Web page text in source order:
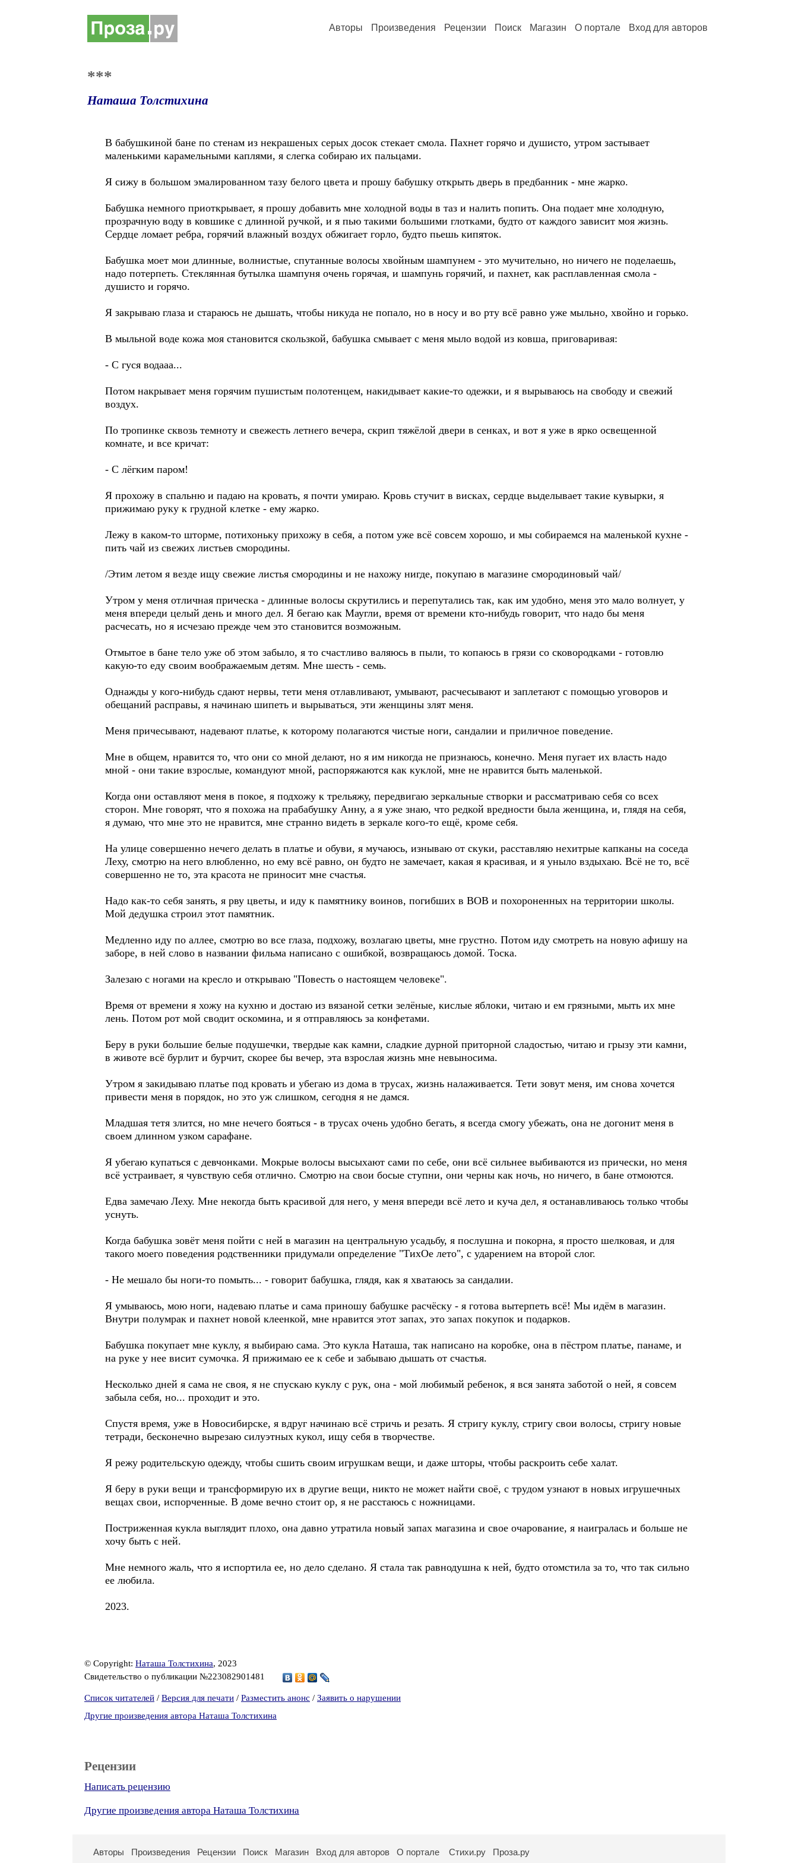
Авторы Произведения Рецензии Поиск Магазин О портале Вход для авторов
***
Наташа Толстихина
В бабушкиной бане по стенам из некрашеных серых досок стекает смола. Пахнет горячо и душисто, утром застывает
маленькими карамельными каплями, я слегка собираю их пальцами.
Я сижу в большом эмалированном тазу белого цвета и прошу бабушку открыть дверь в предбанник - мне жарко.
Бабушка немного приоткрывает, я прошу добавить мне холодной воды в таз и налить попить. Она подает мне холодную,
прозрачную воду в ковшике с длинной ручкой, и я пью такими большими глотками, будто от каждого зависит моя жизнь.
Сердце ломает ребра, горячий влажный воздух обжигает горло, будто пьешь кипяток.
Бабушка моет мои длинные, волнистые, спутанные волосы хвойным шампунем - это мучительно, но ничего не поделаешь,
надо потерпеть. Стеклянная бутылка шампуня очень горячая, и шампунь горячий, и пахнет, как расплавленная смола -
душисто и горячо.
Я закрываю глаза и стараюсь не дышать, чтобы никуда не попало, но в носу и во рту всё равно уже мыльно, хвойно и горько.
В мыльной воде кожа моя становится скользкой, бабушка смывает с меня мыло водой из ковша, приговаривая:
- С гуся водааа...
Потом накрывает меня горячим пушистым полотенцем, накидывает какие-то одежки, и я вырываюсь на свободу и свежий
воздух.
По тропинке сквозь темноту и свежесть летнего вечера, скрип тяжёлой двери в сенках, и вот я уже в ярко освещенной
комнате, и все кричат:
- С лёгким паром!
Я прохожу в спальню и падаю на кровать, я почти умираю. Кровь стучит в висках, сердце выделывает такие кувырки, я
прижимаю руку к грудной клетке - ему жарко.
Лежу в каком-то шторме, потихоньку прихожу в себя, а потом уже всё совсем хорошо, и мы собираемся на маленькой кухне -
пить чай из свежих листьев смородины.
/Этим летом я везде ищу свежие листья смородины и не нахожу нигде, покупаю в магазине смородиновый чай/
Утром у меня отличная прическа - длинные волосы скрутились и перепутались так, как им удобно, меня это мало волнует, у
меня впереди целый день и много дел. Я бегаю как Маугли, время от времени кто-нибудь говорит, что надо бы меня
расчесать, но я исчезаю прежде чем это становится возможным.
Отмытое в бане тело уже об этом забыло, я то счастливо валяюсь в пыли, то копаюсь в грязи со сковородками - готовлю
какую-то еду своим воображаемым детям. Мне шесть - семь.
Однажды у кого-нибудь сдают нервы, тети меня отлавливают, умывают, расчесывают и заплетают с помощью уговоров и
обещаний расправы, я начинаю шипеть и вырываться, эти женщины злят меня.
Меня причесывают, надевают платье, к которому полагаются чистые ноги, сандалии и приличное поведение.
Мне в общем, нравится то, что они со мной делают, но я им никогда не признаюсь, конечно. Меня пугает их власть надо
мной - они такие взрослые, командуют мной, распоряжаются как куклой, мне не нравится быть маленькой.
Когда они оставляют меня в покое, я подхожу к трельяжу, передвигаю зеркальные створки и рассматриваю себя со всех
сторон. Мне говорят, что я похожа на прабабушку Анну, а я уже знаю, что редкой вредности была женщина, и, глядя на себя,
я думаю, что мне это не нравится, мне странно видеть в зеркале кого-то ещё, кроме себя.
На улице совершенно нечего делать в платье и обуви, я мучаюсь, изнываю от скуки, расставляю нехитрые капканы на соседа
Леху, смотрю на него влюбленно, но ему всё равно, он будто не замечает, какая я красивая, и я уныло вздыхаю. Всё не то, всё
совершенно не то, эта красота не приносит мне счастья.
Надо как-то себя занять, я рву цветы, и иду к памятнику воинов, погибших в ВОВ и похороненных на территории школы.
Мой дедушка строил этот памятник.
Медленно иду по аллее, смотрю во все глаза, подхожу, возлагаю цветы, мне грустно. Потом иду смотреть на новую афишу на
заборе, в ней слово в названии фильма написано с ошибкой, возвращаюсь домой. Тоска.
Залезаю с ногами на кресло и открываю "Повесть о настоящем человеке".
Время от времени я хожу на кухню и достаю из вязаной сетки зелёные, кислые яблоки, читаю и ем грязными, мыть их мне
лень. Потом рот мой сводит оскомина, и я отправляюсь за конфетами.
Беру в руки большие белые подушечки, твердые как камни, сладкие дурной приторной сладостью, читаю и грызу эти камни,
в животе всё бурлит и бурчит, скорее бы вечер, эта взрослая жизнь мне невыносима.
Утром я закидываю платье под кровать и убегаю из дома в трусах, жизнь налаживается. Тети зовут меня, им снова хочется
привести меня в порядок, но это уж слишком, сегодня я не дамся.
Младшая тетя злится, но мне нечего бояться - в трусах очень удобно бегать, я всегда смогу убежать, она не догонит меня в
своем длинном узком сарафане.
Я убегаю купаться с девчонками. Мокрые волосы высыхают сами по себе, они всё сильнее выбиваются из прически, но меня
всё устраивает, я чувствую себя отлично. Смотрю на свои босые ступни, они черны как ночь, но ничего, в бане отмоются.
Едва замечаю Леху. Мне некогда быть красивой для него, у меня впереди всё лето и куча дел, я останавливаюсь только чтобы
уснуть.
Когда бабушка зовёт меня пойти с ней в магазин на центральную усадьбу, я послушна и покорна, я просто шелковая, и для
такого моего поведения родственники придумали определение "ТихОе лето", с ударением на второй слог.
- Не мешало бы ноги-то помыть... - говорит бабушка, глядя, как я хватаюсь за сандалии.
Я умываюсь, мою ноги, надеваю платье и сама приношу бабушке расчёску - я готова вытерпеть всё! Мы идём в магазин.
Внутри полумрак и пахнет новой клеенкой, мне нравится этот запах, это запах покупок и подарков.
Бабушка покупает мне куклу, я выбираю сама. Это кукла Наташа, так написано на коробке, она в пёстром платье, панаме, и
на руке у нее висит сумочка. Я прижимаю ее к себе и забываю дышать от счастья.
Несколько дней я сама не своя, я не спускаю куклу с рук, она - мой любимый ребенок, я вся занята заботой о ней, я совсем
забыла себя, но... проходит и это.
Спустя время, уже в Новосибирске, я вдруг начинаю всё стричь и резать. Я стригу куклу, стригу свои волосы, стригу новые
тетради, бесконечно вырезаю силуэтных кукол, ищу себя в творчестве.
Я режу родительскую одежду, чтобы сшить своим игрушкам вещи, и даже шторы, чтобы раскроить себе халат.
Я беру в руки вещи и трансформирую их в другие вещи, никто не может найти своё, с трудом узнают в новых игрушечных
вещах свои, испорченные. В доме вечно стоит ор, я не расстаюсь с ножницами.
Постриженная кукла выглядит плохо, она давно утратила новый запах магазина и свое очарование, я наигралась и больше не
хочу быть с ней.
Мне немного жаль, что я испортила ее, но дело сделано. Я стала так равнодушна к ней, будто отомстила за то, что так сильно
ее любила.
2023.
© Copyright: Наташа Толстихина, 2023
Свидетельство о публикации №223082901481
Список читателей / Версия для печати / Разместить анонс / Заявить о нарушении
Другие произведения автора Наташа Толстихина
Рецензии
Написать рецензию
Другие произведения автора Наташа Толстихина
Авторы Произведения Рецензии Поиск Магазин Вход для авторов О портале Стихи.ру Проза.ру